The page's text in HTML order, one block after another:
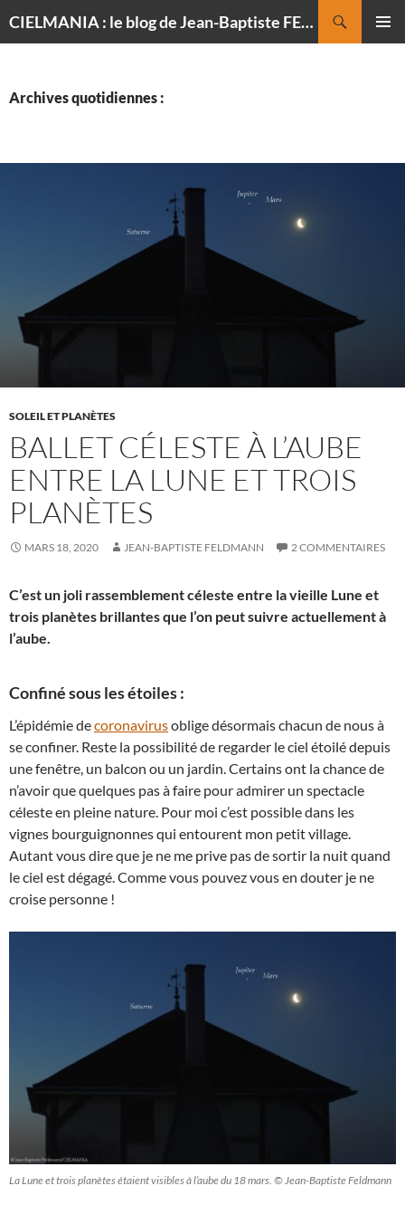
CIELMANIA : le blog de Jean-Baptiste FELDMANN, photographe du ciel
Archives quotidiennes :
SOLEIL ET PLANÈTES
BALLET CÉLESTE À L’AUBE
ENTRE LA LUNE ET TROIS
PLANÈTES
MARS 18, 2020 JEAN-BAPTISTE FELDMANN 2 COMMENTAIRES
C’est un joli rassemblement céleste entre la vieille Lune et
trois planètes brillantes que l’on peut suivre actuellement à
l’aube.
Confiné sous les étoiles :
L’épidémie decoronavirusoblige désormais chacun de nous à
se confiner. Reste la possibilité de regarder le ciel étoilé depuis
une fenêtre, un balcon ou un jardin. Certains ont la chance de
n’avoir que quelques pas à faire pour admirer un spectacle
céleste en pleine nature. Pour moi c’est possible dans les
vignes bourguignonnes qui entourent mon petit village.
Autant vous dire que je ne me prive pas de sortir la nuit quand
le ciel est dégagé. Comme vous pouvez vous en douter je ne
croise personne !
La Lune et trois planètes étaient visibles à l’aube du 18 mars. © Jean-Baptiste Feldmann